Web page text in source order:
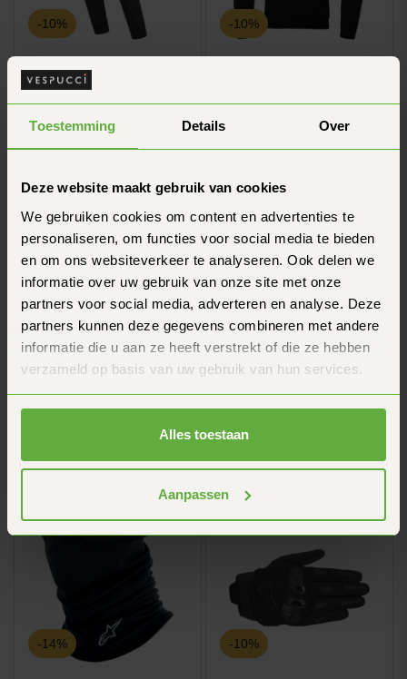
Toestemming Details Over
Deze website maakt gebruik van cookies
We gebruiken cookies om content en advertenties te
personaliseren, om functies voor social media te bieden
en om ons websiteverkeer te analyseren. Ook delen we
informatie over uw gebruik van onze site met onze
partners voor social media, adverteren en analyse. Deze
partners kunnen deze gegevens combineren met andere
informatie die u aan ze heeft verstrekt of die ze hebben
verzameld op basis van uw gebruik van hun services.
Alles toestaan
Aanpassen
-10%
Directement disponible
Noir
179,95161,95
-10%
Chrome Superairflow
199,95179,95
-10% -12%
dorsale)
-14% -10%